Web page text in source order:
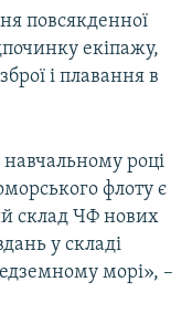
повсякденної
екіпажу,
і плавання в
році
флоту є
склад ЧФ нових
у складі
морі», –